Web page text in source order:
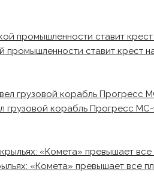
промышленности ставит крест
грузовой корабль Прогресс
«Комета» превышает все